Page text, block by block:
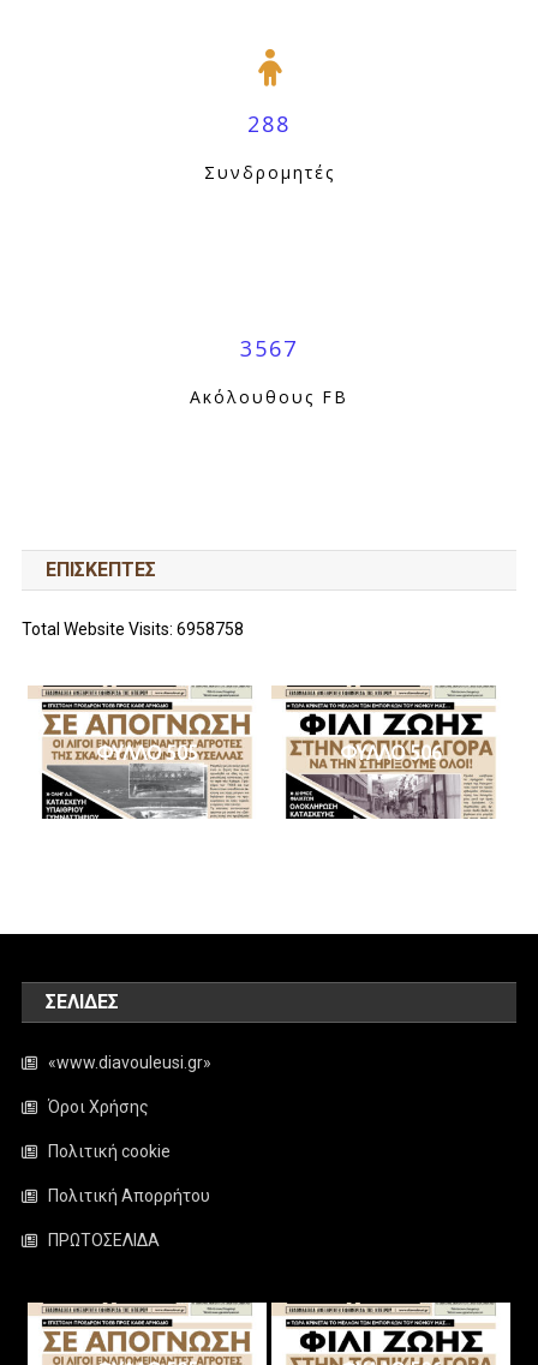
288
Συνδρομητές
3567
Ακόλουθους FB
ΕΠΙΣΚΕΠΤΕΣ
Total Website Visits: 6958758
ΦΥΛΛΟ 505 ΦΥΛΛΟ 506
ΣΕΛΊΔΕΣ
«www.diavouleusi.gr»
Όροι Χρήσης
Πολιτική cookie
Πολιτική Απορρήτου
ΠΡΩΤΟΣΕΛΙΔΑ